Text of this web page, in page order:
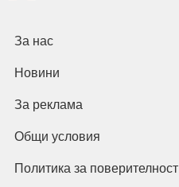
За нас
Новини
За реклама
Общи условия
Политика за поверителност